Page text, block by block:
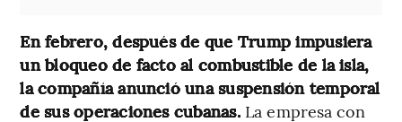
En febrero, después de que Trump impusiera
un bloqueo de facto al combustible de la isla,
la compañía anunció una suspensión temporal
de sus operaciones cubanas. La empresa con